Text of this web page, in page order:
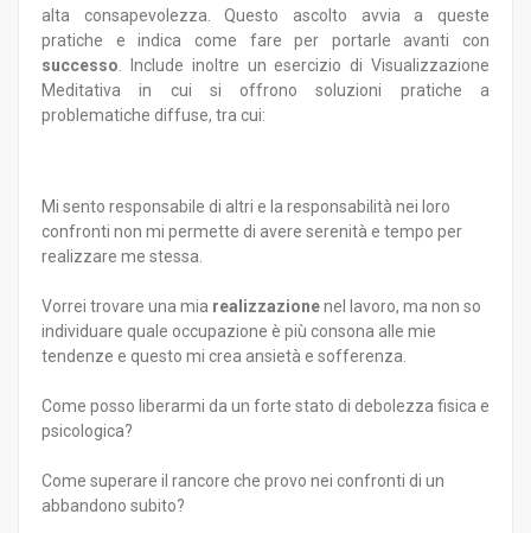
alta consapevolezza. Questo ascolto avvia a queste
pratiche e indica come fare per portarle avanti con
successo . Include inoltre un esercizio di Visualizzazione
Meditativa in cui si offrono soluzioni pratiche a
problematiche diffuse, tra cui:
Mi sento responsabile di altri e la responsabilità nei loro
confronti non mi permette di avere serenità e tempo per
realizzare me stessa.
Vorrei trovare una mia realizzazionenel lavoro, ma non so
individuare quale occupazione è più consona alle mie
tendenze e questo mi crea ansietà e sofferenza.
Come posso liberarmi da un forte stato di debolezza fisica e
psicologica?
Come superare il rancore che provo nei confronti di un
abbandono subito?